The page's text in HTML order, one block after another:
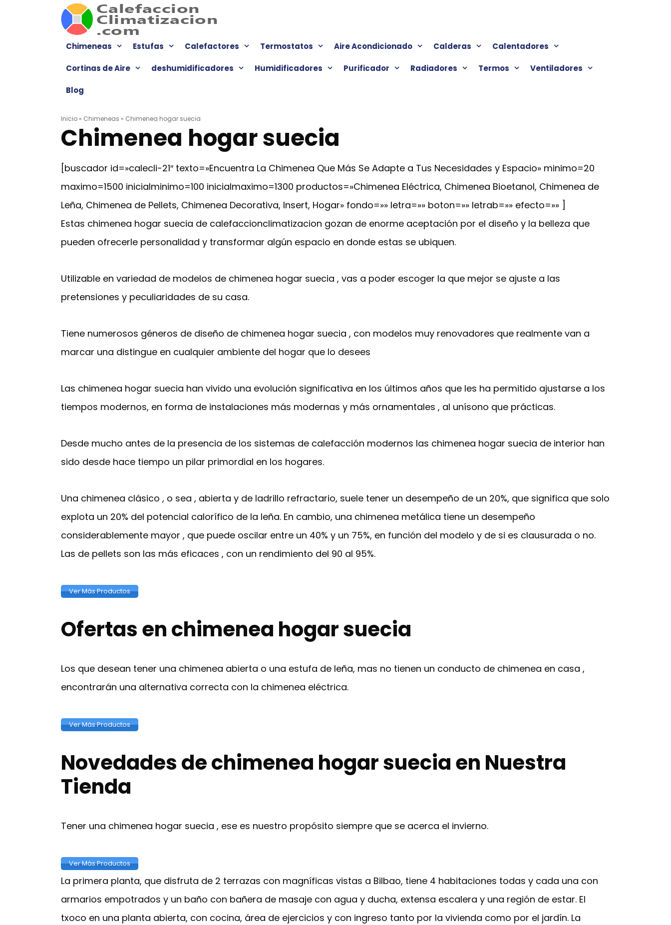
Chimeneas Estufas Calefactores Termostatos Aire Acondicionado Calderas Calentadores
Cortinas de Aire deshumidificadores Humidificadores Purificador Radiadores Termos Ventiladores
Blog
Inicio » Chimeneas » Chimenea hogar suecia
Chimenea hogar suecia
[buscador id=»calecli-21″ texto=»Encuentra La Chimenea Que Más Se Adapte a Tus Necesidades y Espacio» minimo=20
maximo=1500 inicialminimo=100 inicialmaximo=1300 productos=»Chimenea Eléctrica, Chimenea Bioetanol, Chimenea de
Leña, Chimenea de Pellets, Chimenea Decorativa, Insert, Hogar» fondo=»» letra=»» boton=»» letrab=»» efecto=»» ]
Estas chimenea hogar suecia de calefaccionclimatizacion gozan de enorme aceptación por el diseño y la belleza que
pueden ofrecerle personalidad y transformar algún espacio en donde estas se ubiquen.
Utilizable en variedad de modelos de chimenea hogar suecia , vas a poder escoger la que mejor se ajuste a las
pretensiones y peculiaridades de su casa.
Tiene numerosos géneros de diseño de chimenea hogar suecia , con modelos muy renovadores que realmente van a
marcar una distingue en cualquier ambiente del hogar que lo desees
Las chimenea hogar suecia han vivido una evolución significativa en los últimos años que les ha permitido ajustarse a los
tiempos modernos, en forma de instalaciones más modernas y más ornamentales , al unísono que prácticas.
Desde mucho antes de la presencia de los sistemas de calefacción modernos las chimenea hogar suecia de interior han
sido desde hace tiempo un pilar primordial en los hogares.
Una chimenea clásico , o sea , abierta y de ladrillo refractario, suele tener un desempeño de un 20%, que significa que solo
explota un 20% del potencial calorífico de la leña. En cambio, una chimenea metálica tiene un desempeño
considerablemente mayor , que puede oscilar entre un 40% y un 75%, en función del modelo y de si es clausurada o no.
Las de pellets son las más eficaces , con un rendimiento del 90 al 95%.
Ver Más Productos
Ofertas en chimenea hogar suecia
Los que desean tener una chimenea abierta o una estufa de leña, mas no tienen un conducto de chimenea en casa ,
encontrarán una alternativa correcta con la chimenea eléctrica.
Ver Más Productos
Novedades de chimenea hogar suecia en Nuestra
Tienda
Tener una chimenea hogar suecia , ese es nuestro propósito siempre que se acerca el invierno.
Ver Más Productos
La primera planta, que disfruta de 2 terrazas con magníficas vistas a Bilbao, tiene 4 habitaciones todas y cada una con
armarios empotrados y un baño con bañera de masaje con agua y ducha, extensa escalera y una región de estar. El
txoco en una planta abierta, con cocina, área de ejercicios y con ingreso tanto por la vivienda como por el jardín. La